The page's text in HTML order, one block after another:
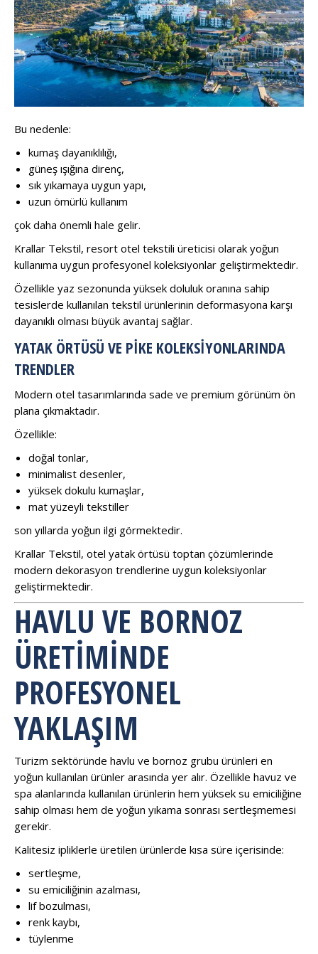
Bu nedenle:
kumaş dayanıklılığı,
güneş ışığına direnç,
sık yıkamaya uygun yapı,
uzun ömürlü kullanım
çok daha önemli hale gelir.
Krallar Tekstil, resort otel tekstili üreticisi olarak yoğun
kullanıma uygun profesyonel koleksiyonlar geliştirmektedir.
Özellikle yaz sezonunda yüksek doluluk oranına sahip
tesislerde kullanılan tekstil ürünlerinin deformasyona karşı
dayanıklı olması büyük avantaj sağlar.
YATAK ÖRTÜSÜ VE PIKE KOLEKSIYONLARINDA
TRENDLER
Modern otel tasarımlarında sade ve premium görünüm ön
plana çıkmaktadır.
Özellikle:
doğal tonlar,
minimalist desenler,
yüksek dokulu kumaşlar,
mat yüzeyli tekstiller
son yıllarda yoğun ilgi görmektedir.
Krallar Tekstil, otel yatak örtüsü toptan çözümlerinde
modern dekorasyon trendlerine uygun koleksiyonlar
geliştirmektedir.
HAVLU VE BORNOZ
ÜRETIMINDE
PROFESYONEL
YAKLAŞIM
Turizm sektöründe havlu ve bornoz grubu ürünleri en
yoğun kullanılan ürünler arasında yer alır. Özellikle havuz ve
spa alanlarında kullanılan ürünlerin hem yüksek su emiciliğine
sahip olması hem de yoğun yıkama sonrası sertleşmemesi
gerekir.
Kalitesiz ipliklerle üretilen ürünlerde kısa süre içerisinde:
sertleşme,
su emiciliğinin azalması,
lif bozulması,
renk kaybı,
tüylenme